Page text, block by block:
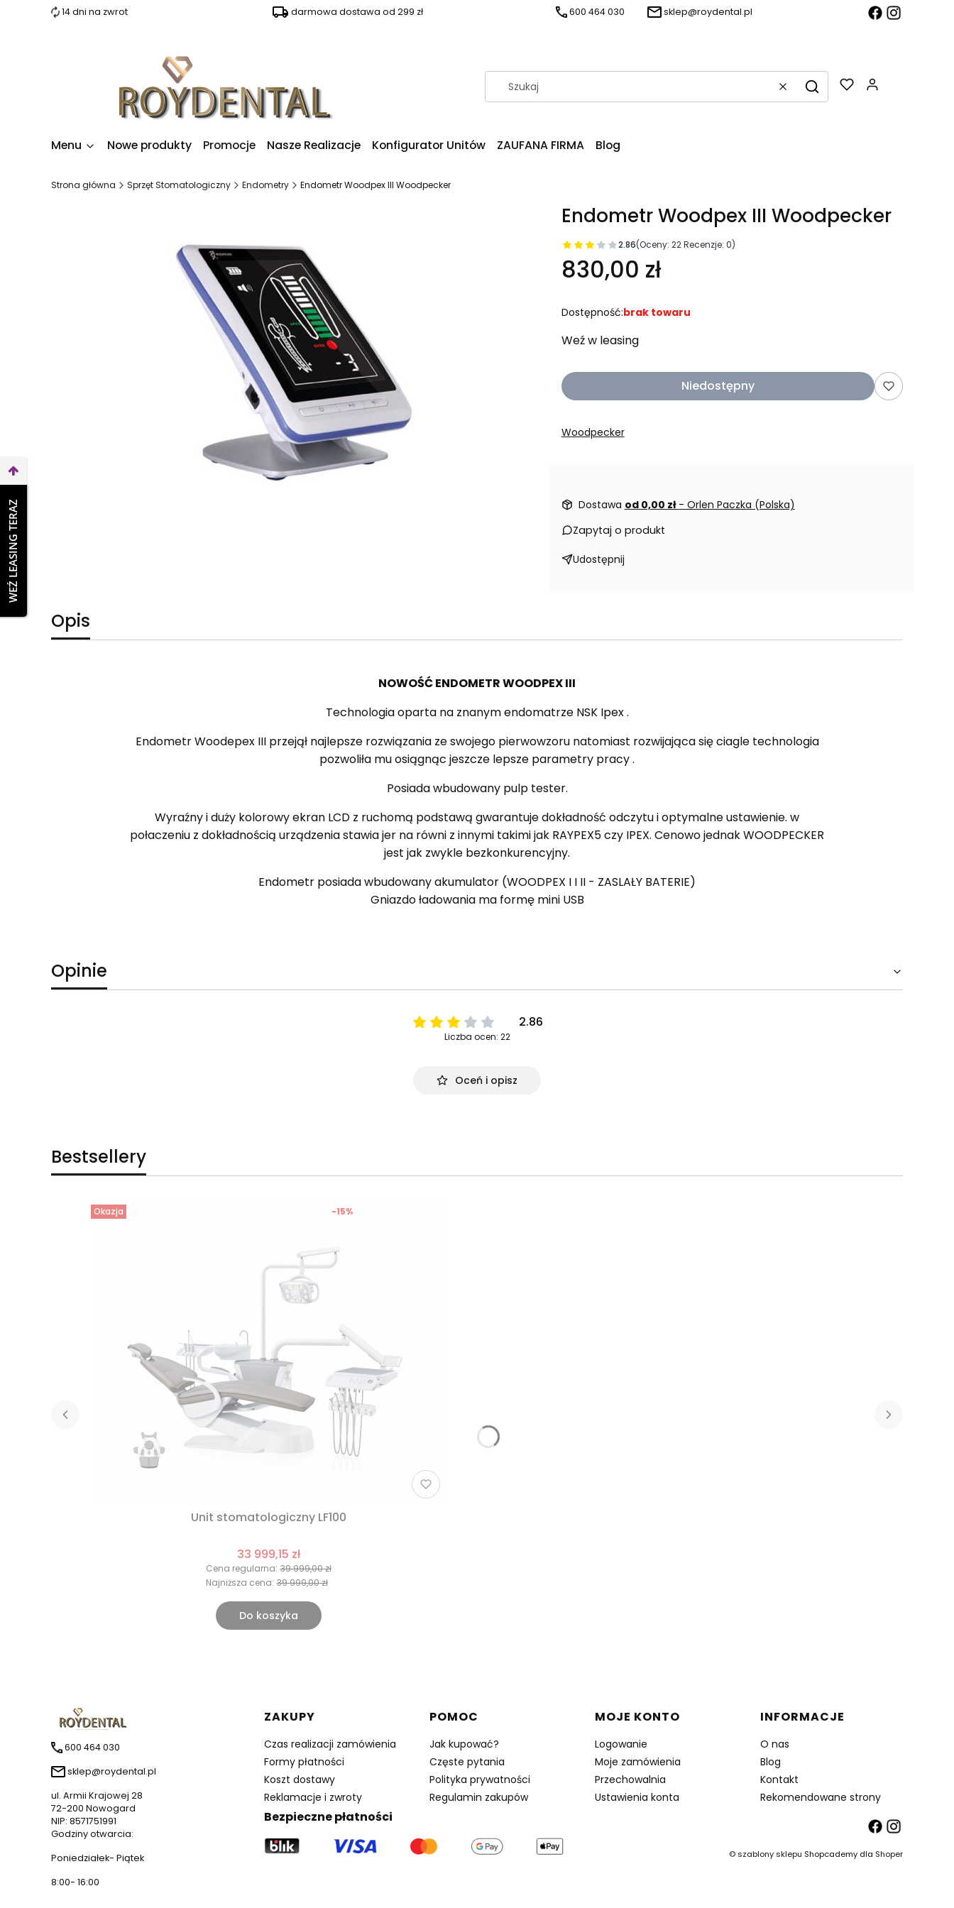
14 dni na zwrot darmowa dostawa od 299 zł 600 464 030 sklep@roydental.pl
WyczyśćSzukaj
Menu Nowe produkty Promocje Nasze Realizacje Konfigurator Unitów ZAUFANA FIRMA Blog
Strona główna Sprzęt Stomatologiczny Endometry Endometr Woodpex III Woodpecker
Endometr Woodpex III Woodpecker
2.86(Oceny: 22 Recenzje: 0)
830,00 zł
Dostępność:brak towaru
Weź w leasing
Niedostępny
Woodpecker
Dostawa od 0,00 zł - Orlen Paczka (Polska)
Zapytaj o produkt
Udostępnij
Opis
NOWOŚĆ ENDOMETR WOODPEX III
Technologia oparta na znanym endomatrze NSK Ipex .
Endometr Woodepex III przejął najlepsze rozwiązania ze swojego pierwowzoru natomiast rozwijająca się ciagle technologia
pozwoliła mu osiągnąc jeszcze lepsze parametry pracy .
Posiada wbudowany pulp tester.
Wyraźny i duży kolorowy ekran LCD z ruchomą podstawą gwarantuje dokładność odczytu i optymalne ustawienie. w
połaczeniu z dokładnością urządzenia stawia jer na równi z innymi takimi jak RAYPEX5 czy IPEX. Cenowo jednak WOODPECKER
jest jak zwykle bezkonkurencyjny.
Endometr posiada wbudowany akumulator (WOODPEX I I II - ZASLAŁY BATERIE)
Gniazdo ładowania ma formę mini USB
Opinie
2.86
Liczba ocen: 22
Oceń i opisz
Bestsellery
Okazja
Unit stomatologiczny LF100
33 999,15 zł
Cena regularna: 39 999,00 zł
-15%
Najniższa cena: 39 999,00 zł
Do koszyka
600 464 030
sklep@roydental.pl
ul. Armii Krajowej 28
72-200 Nowogard
NIP: 8571751991
Godziny otwarcia:
Poniedziałek- Piątek
8:00- 16:00
WEŹ LEASING TERAZ
Linki w stopce
ZAKUPY
Czas realizacji zamówienia
Formy płatności
Koszt dostawy
Reklamacje i zwroty
POMOC
Jak kupować?
Częste pytania
Polityka prywatności
Regulamin zakupów
MOJE KONTO
Logowanie
Moje zamówienia
Przechowalnia
Ustawienia konta
INFORMACJE
O nas
Blog
Kontakt
Rekomendowane strony
Bezpieczne płatności
©szablony sklepu Shopcademy dla Shoper